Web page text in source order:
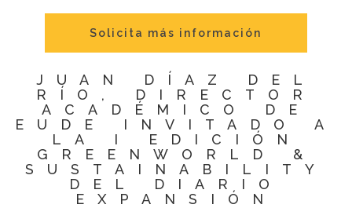
Solicita más información
JUAN DÍAZ DEL
RÍO, DIRECTOR
ACADÉMICO DE
EUDE INVITADO A
LA I EDICIÓN
GREENWORLD &
SUSTAINABILITY
DEL DIARIO
EXPANSIÓN